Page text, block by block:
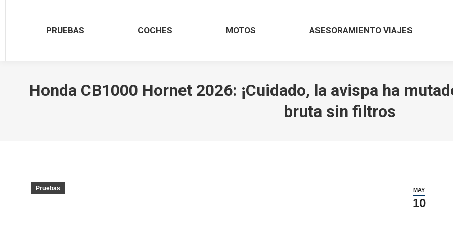
PRUEBAS COCHES MOTOS ASESORAMIENTO VIAJES
Honda CB1000 Hornet 2026: ¡Cuidado, la avispa ha
bruta sin filtros
MAY
10
Pruebas